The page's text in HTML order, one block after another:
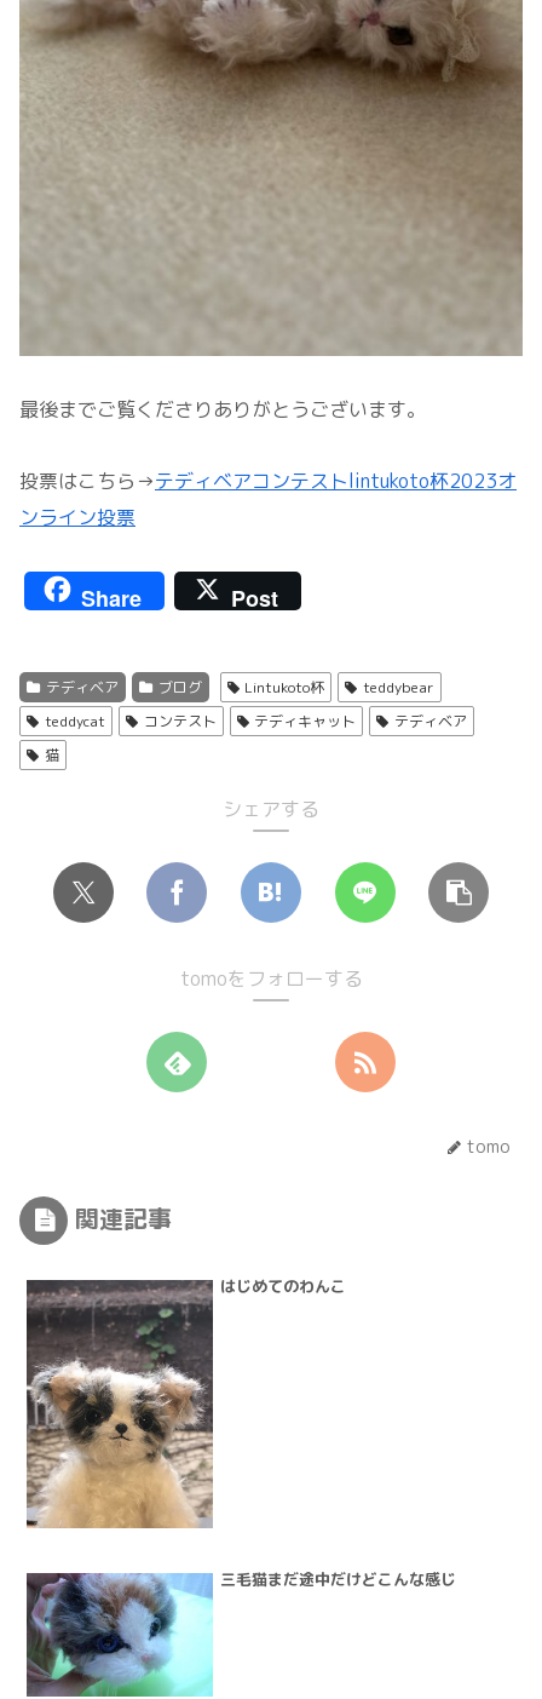
最後までご覧くださりありがとうございます。
投票はこちら→テディベアコンテストlintukoto杯2023オ
ンライン投票
Share Post
テディベア ブログ Lintukoto杯
teddybear
teddycat
コンテスト テディキャット
テディベア
猫
シェアする
tomoをフォローする
tomo
関連記事
はじめてのわんこ
三毛猫まだ途中だけどこんな感じ